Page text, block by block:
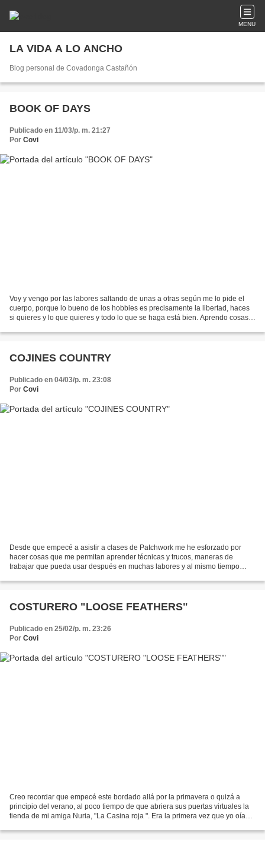
MENU
LA VIDA A LO ANCHO
Blog personal de Covadonga Castañón
BOOK OF DAYS
Publicado en 11/03/p. m. 21:27
Por Covi
Voy y vengo por las labores saltando de unas a otras según me lo pide el
cuerpo, porque lo bueno de los hobbies es precisamente la libertad, haces
si quieres y lo que quieres y todo lo que se haga está bien. Aprendo cosas
COJINES COUNTRY
Publicado en 04/03/p. m. 23:08
Por Covi
Desde que empecé a asistir a clases de Patchwork me he esforzado por
hacer cosas que me permitan aprender técnicas y trucos, maneras de
trabajar que pueda usar después en muchas labores y al mismo tiempo
COSTURERO "LOOSE FEATHERS"
Publicado en 25/02/p. m. 23:26
Por Covi
Creo recordar que empecé este bordado allá por la primavera o quizá a
principio del verano, al poco tiempo de que abriera sus puertas virtuales la
tienda de mi amiga Nuria, "La Casina roja ". Era la primera vez que yo oía